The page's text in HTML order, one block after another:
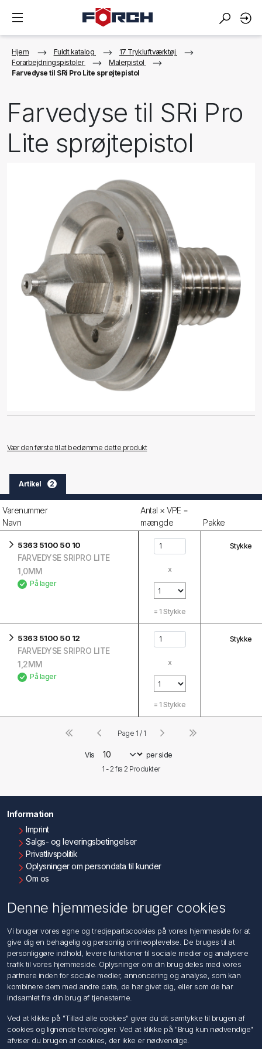
Hjem Fuldt katalog
17 Trykluftværktøj
Forarbejdningspistoler
Malerpistol
Farvedyse til SRi Pro Lite sprøjtepistol
Farvedyse til SRi Pro
Lite sprøjtepistol
Vær den første til at bedømme dette produkt
Artikel 2
Varenummer
Navn
Antal × VPE =
mængde
Pakke
5363 5100 50 10
FARVEDYSE SRIPRO LITE
1,0MM
På lager
x
= 1 Stykke
Stykke
5363 5100 50 12
FARVEDYSE SRIPRO LITE
1,2MM
På lager
x
= 1 Stykke
Stykke
Vis
per side
1 - 2 fra2 Produkter
Page 1 / 1
Information
Imprint
Salgs- og leveringsbetingelser
Privatlivspolitik
Oplysninger om persondata til kunder
Om os
Søg
Min konto
Min konto
Ordrer
Adresser
Ansøg om Sælger konto
Denne hjemmeside bruger cookies
Vi bruger vores egne og tredjepartscookies på vores hjemmeside for at
give dig en behagelig og personlig onlineoplevelse. De bruges til at
personliggøre indhold, levere funktioner til sociale medier og analysere
trafik til vores hjemmeside. Oplysninger om din brug deles med vores
partnere inden for sociale medier, annoncering og analyse, som kan
kombinere dem med andre data, de har givet dig, eller som de har
indsamlet fra din brug af tjenesterne.
Ved at klikke på "Tillad alle cookies" giver du dit samtykke til brugen af
cookies og lignende teknologier. Ved at klikke på "Brug kun nødvendige"
afviser du brugen af cookies, der ikke er nødvendige.